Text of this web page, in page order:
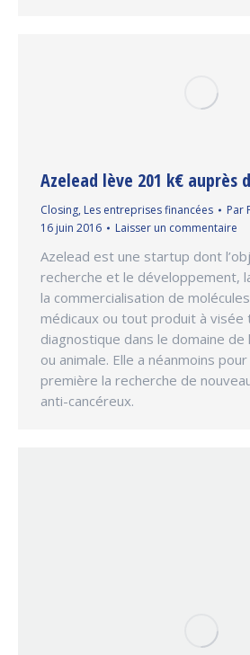
Azelead lève 201 k€ auprès
Closing, Les entreprises financées Par
16 juin 2016
Laisser un commentaire
Azelead est une startup dont
recherche et le développement,
la commercialisation de
médicaux ou tout produit à visée
diagnostique dans le domaine de
ou animale. Elle a néanmoins
première la recherche de
anti-cancéreux.